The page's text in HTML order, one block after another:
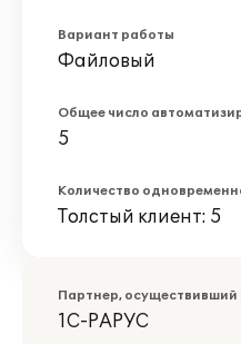
Вариант работы
Файловый
Общее число
5
Количество
Толстый клиент: 5
Партнер,
1С-РАРУС